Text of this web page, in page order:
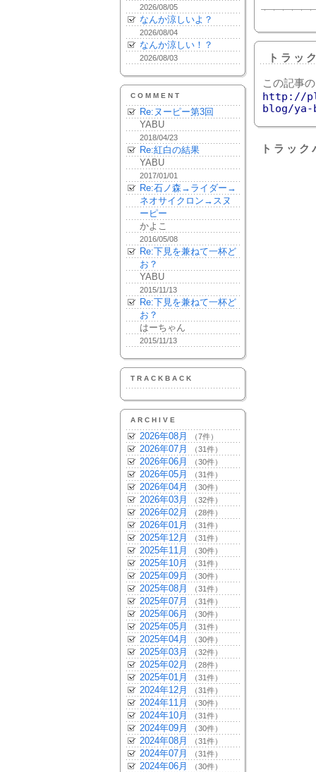
2026/08/05
なんか涼しいよ？
2026/08/04
なんか涼しい！？
2026/08/03
COMMENT
Re:ヌーピー第3回
YABU
2018/04/23
Re:紅白の結果
YABU
2017/01/01
Re:石ノ森→ライダー→
ネオサイクロン→スヌ
ーピー
かよこ
2016/05/08
Re:下見を兼ねて一杯ど
お？
YABU
2015/11/13
Re:下見を兼ねて一杯ど
お？
はーちゃん
2015/11/13
TRACKBACK
ARCHIVE
2026年08月 （7件）
2026年07月 （31件）
2026年06月 （30件）
2026年05月 （31件）
2026年04月 （30件）
2026年03月 （32件）
2026年02月 （28件）
2026年01月 （31件）
2025年12月 （31件）
2025年11月 （30件）
2025年10月 （31件）
2025年09月 （30件）
2025年08月 （31件）
2025年07月 （31件）
2025年06月 （30件）
2025年05月 （31件）
2025年04月 （30件）
2025年03月 （32件）
2025年02月 （28件）
2025年01月 （31件）
2024年12月 （31件）
2024年11月 （30件）
2024年10月 （31件）
2024年09月 （30件）
2024年08月 （31件）
2024年07月 （31件）
2024年06月 （30件）
トラッ
この記事
http://
blog/ya-
トラッ